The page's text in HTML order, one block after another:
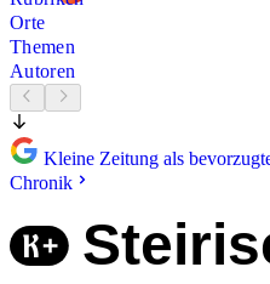
Orte
Themen
Autoren
Kleine Zeitung als
Chronik